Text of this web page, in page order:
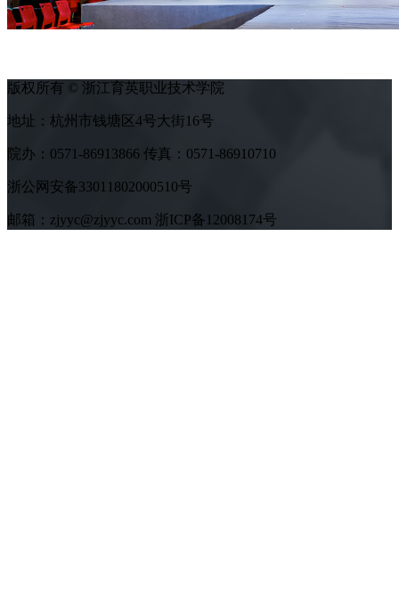
版权所有 © 浙江育英职业技术学院
地址：杭州市钱塘区4号大街16号
院办：0571-86913866 传真：0571-86910710
浙公网安备33011802000510号
邮箱：zjyyc@zjyyc.com 浙ICP备12008174号